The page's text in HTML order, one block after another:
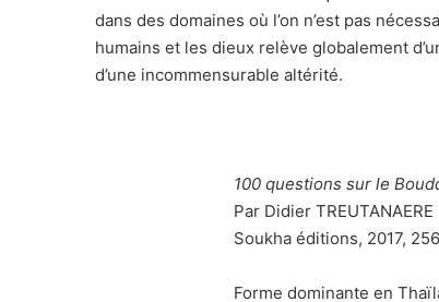
dans des domaines où l’on n’est pas
humains et les dieux relève globalement
d’une incommensurable altérité.
100 questions sur le
Par Didier TREUTANAERE
Soukha éditions, 2017,
Forme dominante en